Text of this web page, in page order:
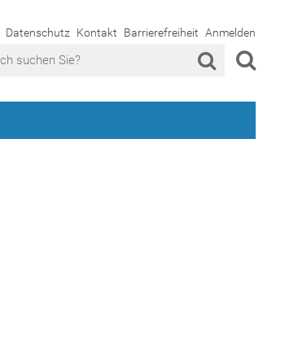
Datenschutz Kontakt Barrierefreiheit Anmelden